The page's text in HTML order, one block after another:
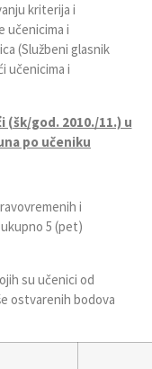
kriterija i
učenicima i
(Službeni glasnik
učenicima i
(šk/god. 2010./11.) u
po učeniku
i
5 (pet)
su učenici od
ostvarenih bodova